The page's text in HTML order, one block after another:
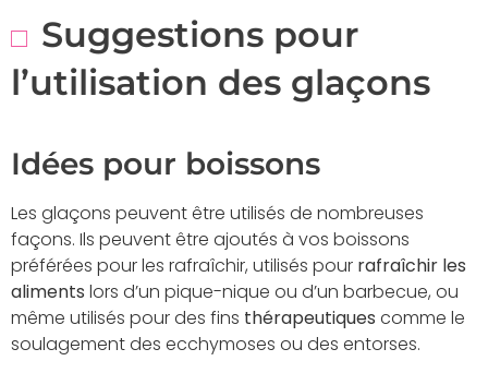
Suggestions pour
l’utilisation des glaçons
Idées pour boissons
Les glaçons peuvent être utilisés de nombreuses
façons. Ils peuvent être ajoutés à vos boissons
préférées pour les rafraîchir, utilisés pour rafraîchir les
aliments lors d’un pique-nique ou d’un barbecue, ou
même utilisés pour des fins thérapeutiques comme le
soulagement des ecchymoses ou des entorses.